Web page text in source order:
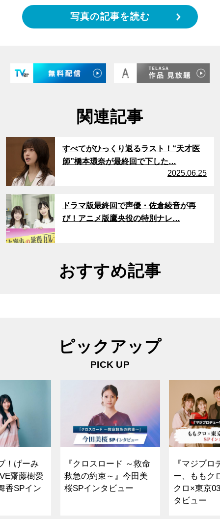
写真の記事を読む
関連記事
すべてがひっくり返るラスト！“天才医
師”橋本環奈が最終回で下した…
2025.06.25
ドラマ版最終回で声優・佐倉綾音が再
び！アニメ版鷹央役の特別ナレ…
おすすめ記事
ピックアップ
PICK UP
！げーみ
齋藤樹愛
香SPイン
『クロスロード ～救命
救急の約束～』今田美
桜SPインタビュー
『マジプロ
ー、ももク
クロ×東京
タビュー